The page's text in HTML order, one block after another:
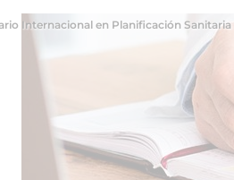
Internacional en Planificación Sanitaria